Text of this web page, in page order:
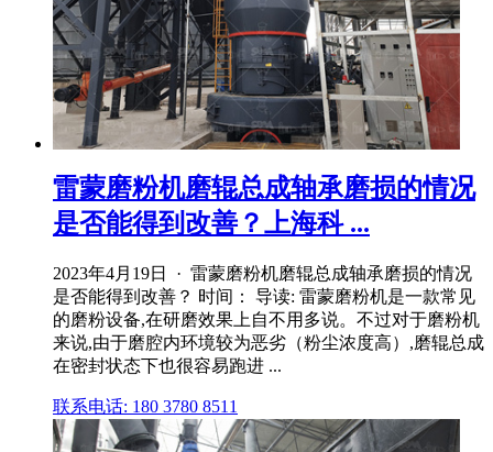
雷蒙磨粉机磨辊总成轴承磨损的情况
是否能得到改善？上海科 ...
2023年4月19日 · 雷蒙磨粉机磨辊总成轴承磨损的情况
是否能得到改善？ 时间： 导读: 雷蒙磨粉机是一款常见
的磨粉设备,在研磨效果上自不用多说。不过对于磨粉机
来说,由于磨腔内环境较为恶劣（粉尘浓度高）,磨辊总成
在密封状态下也很容易跑进 ...
联系电话: 180 3780 8511